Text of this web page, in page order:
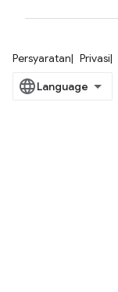
Persyaratan Privasi